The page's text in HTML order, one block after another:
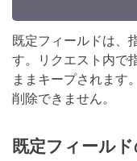
既定フィールドは、
す。リクエスト内で
ままキープされます
削除できません。
既定フィール